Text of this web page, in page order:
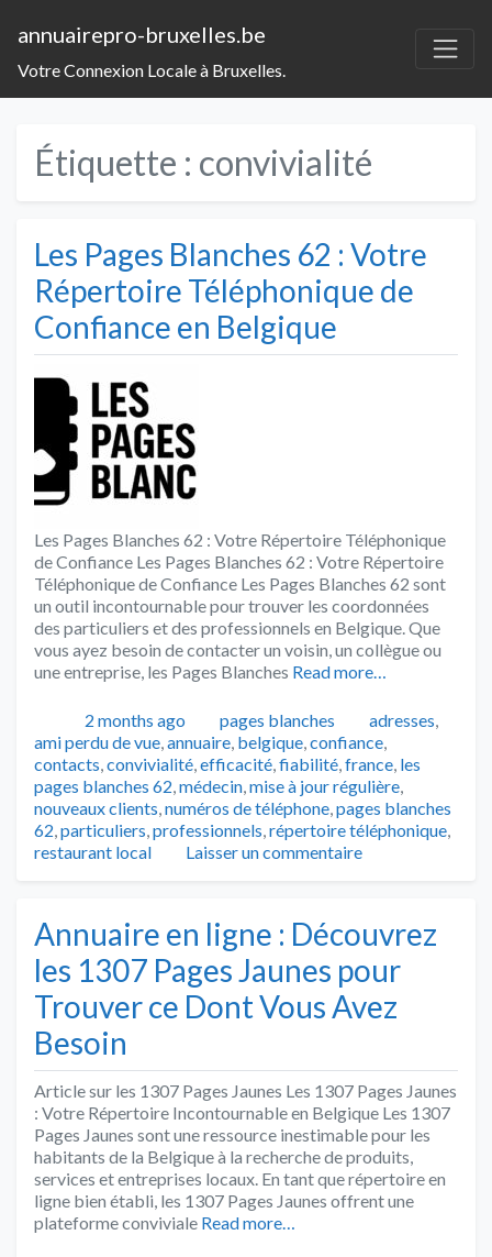
annuairepro-bruxelles.be
Votre Connexion Locale à Bruxelles.
Étiquette : convivialité
Les Pages Blanches 62 : Votre
Répertoire Téléphonique de
Confiance en Belgique
Les Pages Blanches 62 : Votre Répertoire Téléphonique
de Confiance Les Pages Blanches 62 : Votre Répertoire
Téléphonique de Confiance Les Pages Blanches 62 sont
un outil incontournable pour trouver les coordonnées
des particuliers et des professionnels en Belgique. Que
vous ayez besoin de contacter un voisin, un collègue ou
une entreprise, les Pages Blanches Read more…
Publié2 months ago Catégories
pages blanches Tags
adresses,
ami perdu de vue,annuaire, belgique,confiance,
contacts,convivialité,efficacité,fiabilité,france, les
pages blanches 62,médecin,mise à jour régulière,
nouveaux clients,numéros de téléphone,pages blanches
62,particuliers,professionnels,répertoire téléphonique,
restaurant local
Laisser un commentaire
Annuaire en ligne : Découvrez
les 1307 Pages Jaunes pour
Trouver ce Dont Vous Avez
Besoin
Article sur les 1307 Pages Jaunes Les 1307 Pages Jaunes
: Votre Répertoire Incontournable en Belgique Les 1307
Pages Jaunes sont une ressource inestimable pour les
habitants de la Belgique à la recherche de produits,
services et entreprises locaux. En tant que répertoire en
ligne bien établi, les 1307 Pages Jaunes offrent une
plateforme conviviale Read more…